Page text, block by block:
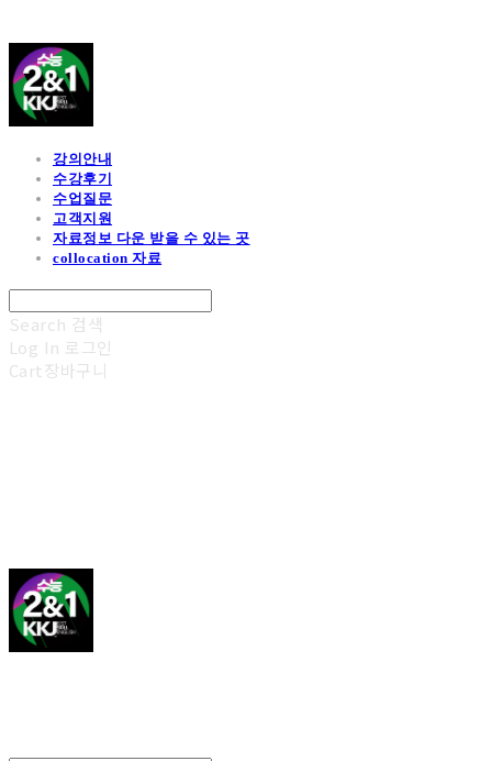
강의안내
수강후기
수업질문
고객지원
자료정보 다운 받을 수 있는 곳
collocation 자료
Search 검색
Log In 로그인
Cart장바구니